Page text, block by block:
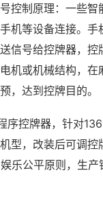
控制原理：一些智
机等设备连接。手
信号给控牌器，控
机或机械结构，在
，达到控牌目的。
序控牌器，针对
型，改装后可调控
乐公平原则，生产